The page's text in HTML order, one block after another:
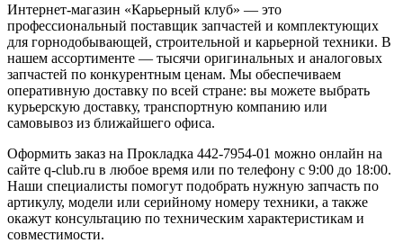
Интернет-магазин «Карьерный клуб» — это
профессиональный поставщик запчастей и комплектующих
для горнодобывающей, строительной и карьерной техники. В
нашем ассортименте — тысячи оригинальных и аналоговых
запчастей по конкурентным ценам. Мы обеспечиваем
оперативную доставку по всей стране: вы можете выбрать
курьерскую доставку, транспортную компанию или
самовывоз из ближайшего офиса.
Оформить заказ на Прокладка 442-7954-01 можно онлайн на
сайте q-club.ru в любое время или по телефону с 9:00 до 18:00.
Наши специалисты помогут подобрать нужную запчасть по
артикулу, модели или серийному номеру техники, а также
окажут консультацию по техническим характеристикам и
совместимости.